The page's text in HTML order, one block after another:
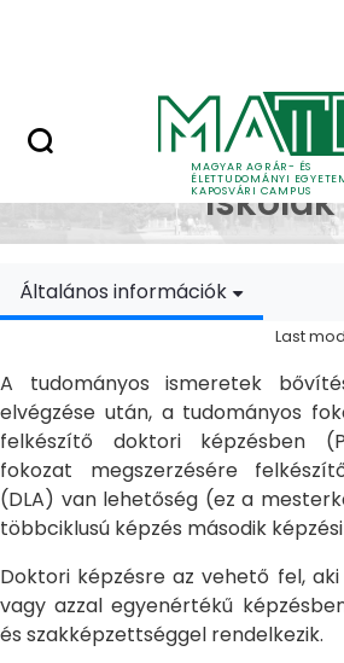
MAGYAR AGRÁR- ÉS
ÉLETTUDOMÁNYI
KAPOSVÁRI CAMPUS
Doktori Doktori
Iskolák
Általános információk
Last
A tudományos ismeretek
elvégzése után, a tudományos
felkészítő doktori képzésben
fokozat megszerzésére
(DLA) van lehetőség (ez a
többciklusú képzés második
Doktori képzésre az vehető fel,
vagy azzal egyenértékű
és szakképzettséggel rendelkezik.